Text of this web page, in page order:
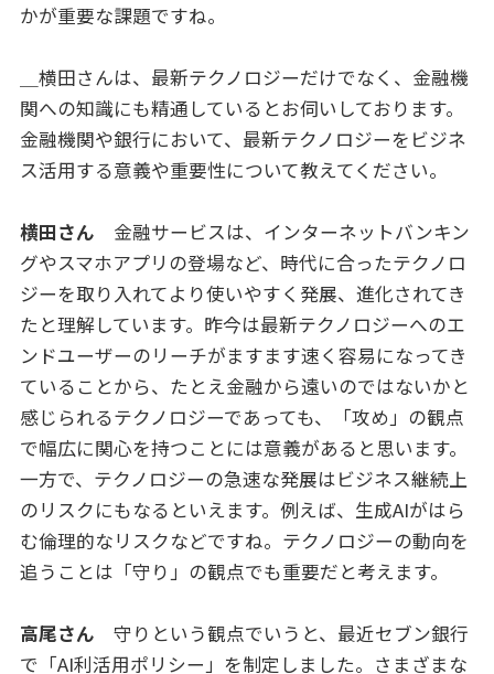
かが重要な課題ですね。
＿横田さんは、最新テクノロジーだけでなく、金融機
関への知識にも精通しているとお伺いしております。
金融機関や銀行において、最新テクノロジーをビジネ
ス活用する意義や重要性について教えてください。
横田さん 金融サービスは、インターネットバンキン
グやスマホアプリの登場など、時代に合ったテクノロ
ジーを取り入れてより使いやすく発展、進化されてき
たと理解しています。昨今は最新テクノロジーへのエ
ンドユーザーのリーチがますます速く容易になってき
ていることから、たとえ金融から遠いのではないかと
感じられるテクノロジーであっても、「攻め」の観点
で幅広に関心を持つことには意義があると思います。
一方で、テクノロジーの急速な発展はビジネス継続上
のリスクにもなるといえます。例えば、生成AIがはら
む倫理的なリスクなどですね。テクノロジーの動向を
追うことは「守り」の観点でも重要だと考えます。
高尾さん 守りという観点でいうと、最近セブン銀行
で「AI利活用ポリシー」を制定しました。さまざまな